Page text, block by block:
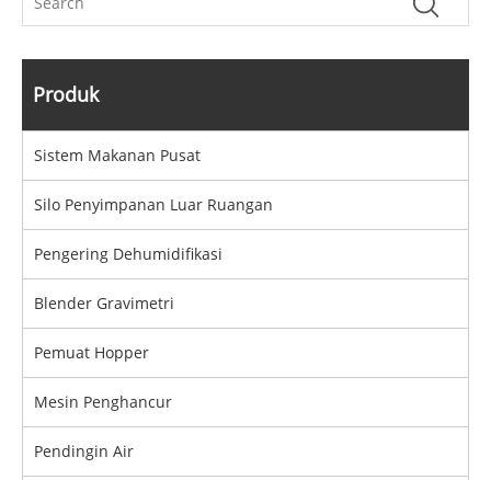
Produk
Sistem Makanan Pusat
Silo Penyimpanan Luar Ruangan
Pengering Dehumidifikasi
Blender Gravimetri
Pemuat Hopper
Mesin Penghancur
Pendingin Air